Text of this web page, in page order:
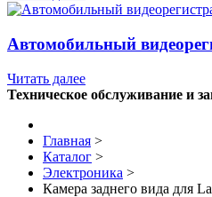
Автомобильный
Читать далее
Техническое обслуживание и
Главная >
Каталог >
Электроника >
Камера заднего вида для